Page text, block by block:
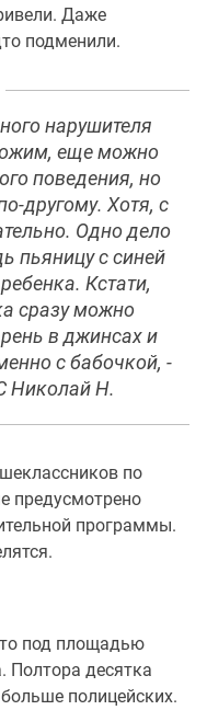
Даже
подменили.
нарушителя
еще можно
поведения, но
другому. Хотя, с
Одно дело
пьяницу с синей
Кстати,
сразу можно
в джинсах и
с бабочкой, -
Николай Н.
по
предусмотрено
программы.
под площадью
Полтора десятка
полицейских.